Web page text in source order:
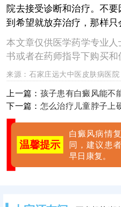
院去接受诊断和治疗。不
到希望就放弃治疗，那样只
本文章仅供医学药学专业
书或者在药师指导下购买和
来源：石家庄远大中医皮肤病医院
上一篇： 孩子患有白癜风能不
下一篇： 怎么治疗儿童脖子上
温馨提示
白癜风病情
同，建议患
早日康复。